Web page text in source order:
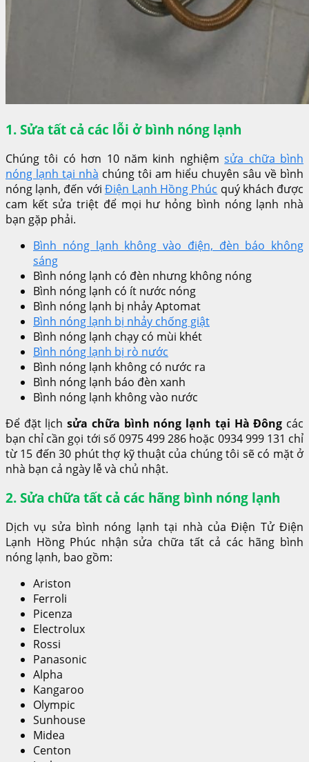
1. Sửa tất cả các lỗi ở bình nóng lạnh
Chúng tôi có hơn 10 năm kinh nghiệmsửa chữa bình
nóng lạnh tại nhà chúng tôi am hiểu chuyên sâu về bình
nóng lạnh, đến với Điện Lạnh Hồng Phúc quý khách được
cam kết sửa triệt để mọi hư hỏng bình nóng lạnh nhà
bạn gặp phải.
Bình nóng lạnh không vào điện, đèn báo không
sáng
Bình nóng lạnh có đèn nhưng không nóng
Bình nóng lạnh có ít nước nóng
Bình nóng lạnh bị nhảy Aptomat
Bình nóng lạnh bị nhảy chống giật
Bình nóng lạnh chạy có mùi khét
Bình nóng lạnh bị rò nước
Bình nóng lạnh không có nước ra
Bình nóng lạnh báo đèn xanh
Bình nóng lạnh không vào nước
Để đặt lịchsửa chữa bình nóng lạnh tại Hà Đông các
bạn chỉ cần gọi tới số 0975 499 286 hoặc 0934 999 131 chỉ
từ 15 đến 30 phút thợ kỹ thuật của chúng tôi sẽ có mặt ở
nhà bạn cả ngày lễ và chủ nhật.
2. Sửa chữa tất cả các hãng bình nóng lạnh
Dịch vụ sửa bình nóng lạnh tại nhà của Điện Tử Điện
Lạnh Hồng Phúc nhận sửa chữa tất cả các hãng bình
nóng lạnh, bao gồm:
Ariston
Ferroli
Picenza
Electrolux
Rossi
Panasonic
Alpha
Kangaroo
Olympic
Sunhouse
Midea
Centon